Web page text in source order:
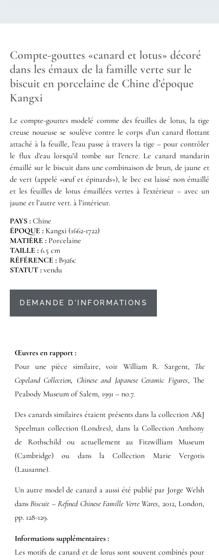
Compte-gouttes «canard et lotus» décoré
dans les émaux de la famille verte sur le
biscuit en porcelaine de Chine d’époque
Kangxi
Le compte-gouttes modelé comme des feuilles de lotus, la tige
creuse noueuse se soulève contre le corps d’un canard flottant
attaché à la feuille, l’eau passe à travers la tige – pour contrôler
le flux d’eau lorsqu’il tombe sur l’encre. Le canard mandarin
émaillé sur le biscuit dans une combinaison de brun, de jaune et
de vert (appelé «œuf et épinards»), le bec est laissé non émaillé
et les feuilles de lotus émaillées vertes à l’extérieur – avec un
jaune et l’autre vert. à l’intérieur.
PAYS : Chine
ÉPOQUE : Kangxi (1662-1722)
MATIÈRE : Porcelaine
TAILLE : 6.5 cm
RÉFÉRENCE : B926c
STATUT : vendu
DEMANDE D'INFORMATIONS
Œuvres en rapport :​
Pour une pièce similaire, voir William R. Sargent, The
Copeland Collection, Chinese and Japanese Ceramic Figures, The
Peabody Museum of Salem, 1991 – no.7.
Des canards similaires étaient présents dans la collection A&J
Speelman collection (Londres), dans la Collection Anthony
de Rothschild ou actuellement au Fitzwilliam Museum
(Cambridge) ou dans la Collection Marie Vergotis
(Lausanne).
Un autre model de canard a aussi été publié par Jorge Welsh
dansBiscuit – Refined Chinese Famille Verte Wares, 2012, London,
pp. 128-129.
Informations supplémentaires​ :​
Les motifs de canard et de lotus sont souvent combinés pour